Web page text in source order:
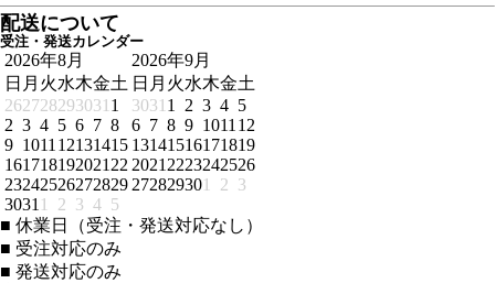
配送について
受注・発送カレンダー
2026年8月
日 月 火水木金土
262728293031 1
2 3 4 5 6 7 8
9 1011 12131415
161718192021 22
23242526272829
3031 1 2 3 4 5
2026年9月
日 月 火水木金土
3031 1 2 3 4 5
6 7 8 9 1011 12
13141516171819
2021 2223242526
272829301 2 3
■ 休業日（受注・発送対応なし）
■ 受注対応のみ
■ 発送対応のみ